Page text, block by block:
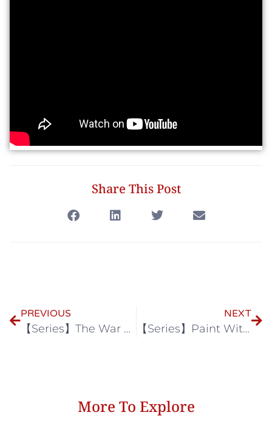
Share This Post
PREVIOUS
【Series】The War of Flower สงครามดอกไม้
NEXT
【Series】Paint With Love ใส่รักป้ายสี
More To Explore